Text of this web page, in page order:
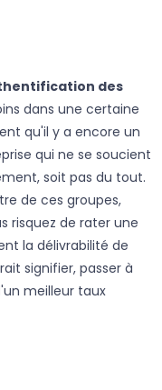
des
dans une certaine
qu'il y a encore un
qui ne se soucient
soit pas du tout.
de ces groupes,
risquez de rater une
la délivrabilité de
signifier, passer à
meilleur taux